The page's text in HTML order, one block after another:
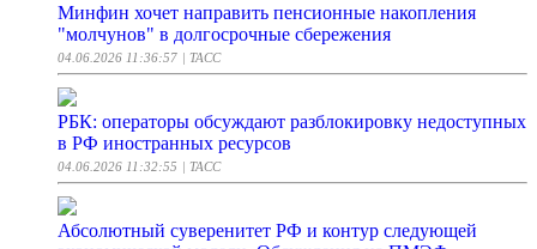
Минфин хочет направить пенсионные накопления
"молчунов" в долгосрочные сбережения
04.06.2026 11:36:57 | ТАСС
РБК: операторы обсуждают разблокировку недоступных
в РФ иностранных ресурсов
04.06.2026 11:32:55 | ТАСС
Абсолютный суверенитет РФ и контур следующей